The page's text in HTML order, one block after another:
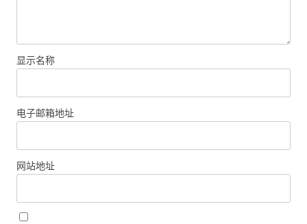
显示名称
电子邮箱地址
网站地址